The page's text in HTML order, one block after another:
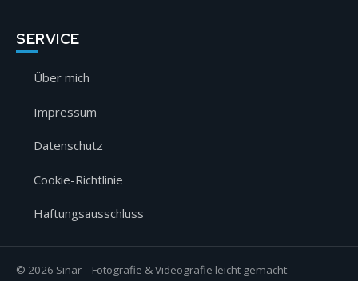
SERVICE
Über mich
Impressum
Datenschutz
Cookie-Richtlinie
Haftungsausschluss
© 2026 Sinar – Fotografie & Videografie leicht gemacht